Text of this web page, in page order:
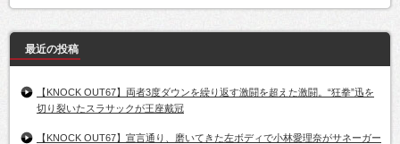
最近の投稿
【KNOCK OUT67】両者3度ダウンを繰り返す激闘を超えた激闘。“狂拳”迅を
切り裂いたスラサックが王座戴冠
【KNOCK OUT67】宣言通り、磨いてきた左ボディで小林愛理奈がサネーガー